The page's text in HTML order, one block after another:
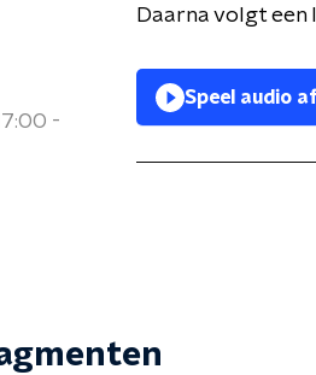
-
Daarna volgt een
Speel audio